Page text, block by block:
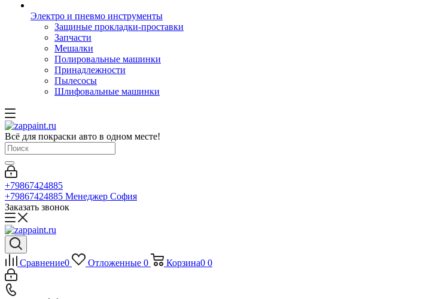
Электро и пневмо инструменты
Защиные прокладки-проставки
Запчасти
Мешалки
Полировальные машинки
Принадлежности
Пылесосы
Шлифовальные машинки
Всё для покраски авто в одном месте!
+79867424885
+79867424885 Менеджер София
Заказать звонок
Сравнение0 Отложенные 0 Корзина0 0